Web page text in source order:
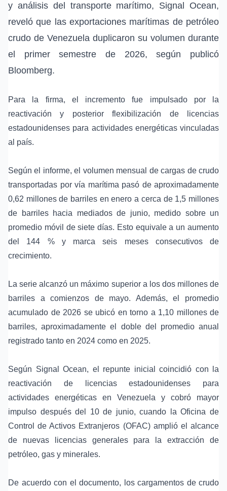
y análisis del transporte marítimo, Signal Ocean,
reveló que las exportaciones marítimas de petróleo
crudo de Venezuela duplicaron su volumen durante
el primer semestre de 2026, según publicó
Bloomberg.
Para la firma, el incremento fue impulsado por la
reactivación y posterior flexibilización de
licencias
estadounidenses para actividades energéticasvinculadas
al país.
Según el informe, el volumen mensual de cargas de crudo
transportadas por vía marítima pasó de aproximadamente
0,62 millones de barriles en enero a cerca de 1,5 millones
de barriles hacia mediados de junio, medido sobre un
promedio móvil de siete días. Esto equivale a un aumento
del 144 % y marca seis meses consecutivos de
crecimiento.
La serie alcanzó un máximo superior a los dos millones de
barriles a comienzos de mayo. Además, el promedio
acumulado de 2026 se ubicó en torno a 1,10 millones de
barriles, aproximadamente el doble del promedio anual
registrado tanto en 2024 como en 2025.
Según Signal Ocean, el repunte inicial coincidió con la
reactivación de licencias estadounidenses para
actividades energéticas en Venezuela y cobró mayor
impulso después del 10 de junio, cuando la Oficina de
Control de Activos Extranjeros (OFAC) amplió el alcance
de nuevas licencias generales para la extracción de
petróleo, gas y minerales.
De acuerdo con el documento, los cargamentos de crudo